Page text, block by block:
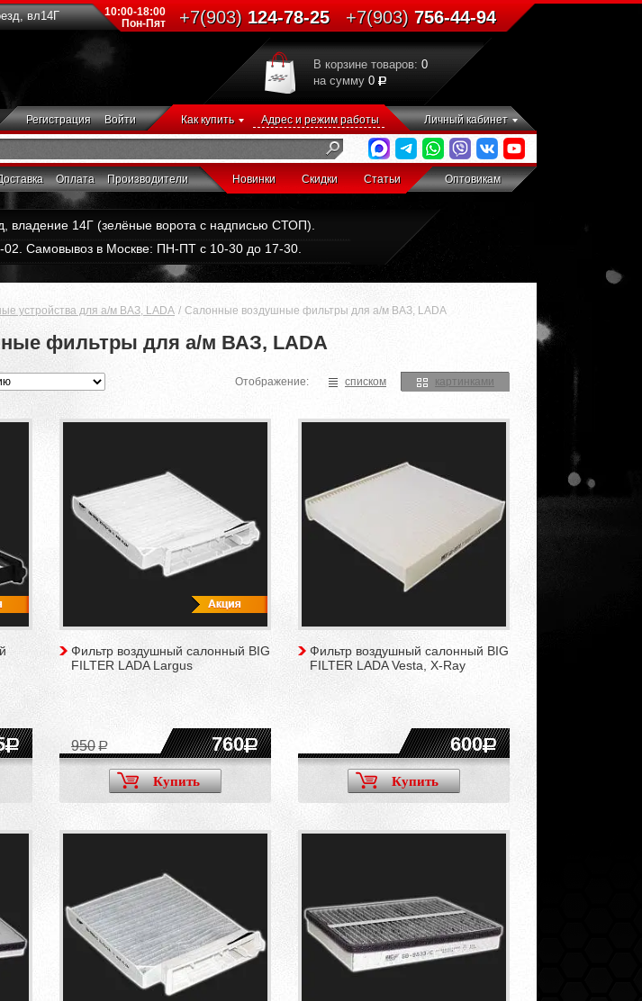
вл14Г
10:00-18:00
Пон-Пят
+7(903)124-78-25 +7(903)756-44-94
В корзине товаров: 0
на сумму 0
Регистрация Войти Как купить Адрес и режим работы Личный кабинет
Оплата Производители Новинки Скидки Статьи Оптовикам
владение 14Г (зелёные ворота с надписью СТОП).
Самовывоз в Москве: ПН-ПТ с 10-30 до 17-30.
устройства для а/м ВАЗ, LADA Салонные воздушные фильтры для а/м ВАЗ, LADA
фильтры для а/м ВАЗ, LADA
Отображение: списком картинками
Фильтр воздушный салонный BIG
FILTER LADA Largus
760
950
Купить
Фильтр воздушный салонный BIG
FILTER LADA Vesta, X-Ray
600
Купить